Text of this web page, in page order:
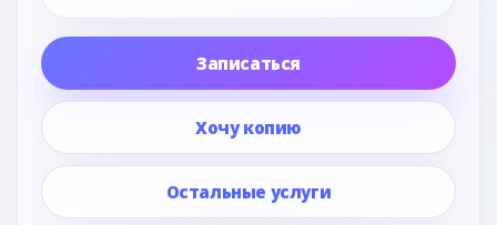
Записаться
Хочу копию
Остальные услуги